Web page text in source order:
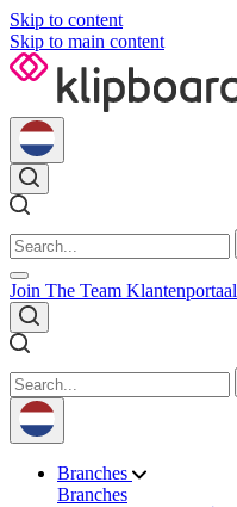
Skip to content
Skip to main content
Join The Team Klantenportaal
Branches
Branches